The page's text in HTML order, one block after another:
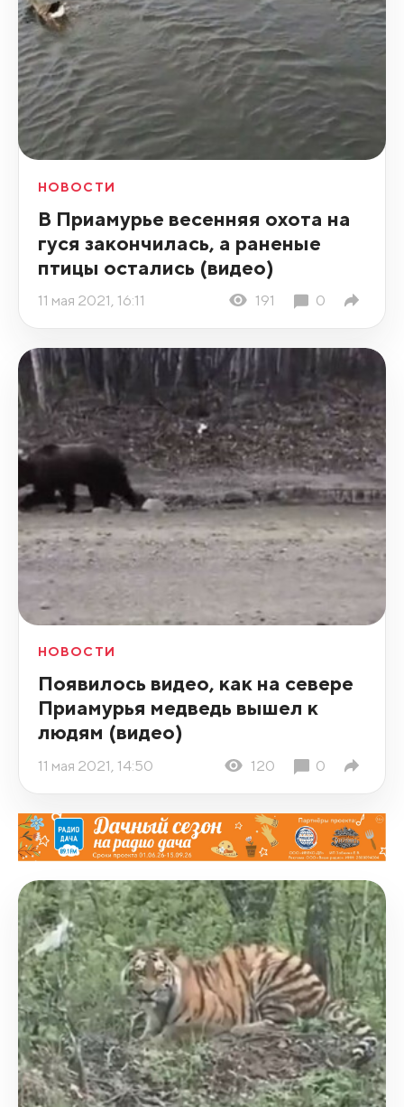
НОВОСТИ
В Приамурье весенняя охота на
гуся закончилась, а раненые
птицы остались (видео)
11 мая 2021, 16:11 191 0
НОВОСТИ
Появилось видео, как на севере
Приамурья медведь вышел к
людям (видео)
11 мая 2021, 14:50 120 0